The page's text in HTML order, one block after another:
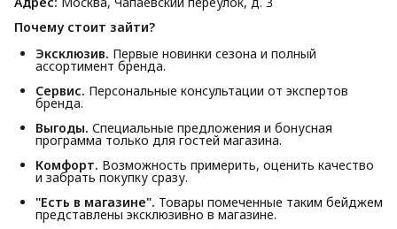
Почему стоит зайти?
Эксклюзив. Первые новинки сезона и полный
ассортимент бренда.
Сервис. Персональные консультации от экспертов
бренда.
Выгоды. Специальные предложения и бонусная
программа только для гостей магазина.
Комфорт. Возможность примерить, оценить качество
и забрать покупку сразу.
"Есть в магазине". Товары помеченные таким бейджем
представлены эксклюзивно в магазине.